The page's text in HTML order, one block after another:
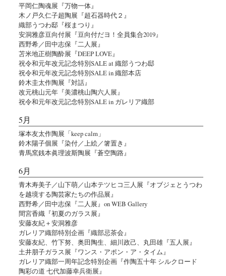
平岡仁陶魂展『万物一体』
木ノ戸久仁子超陶展『超石器時代２』
織部うつわ邸『桜まつり』
安洞雅彦豆向付展『豆向付だヨ！全員集合2019』
西野希／田中志保『二人展』
苫米地正樹陶酔展『DEEP LOVE』
祝令和元年改元記念特別SALE at 織部うつわ邸
祝令和元年改元記念特別SALE in 織部本店
鈴木圭太作陶展『対話』
改元桃山元年『美濃桃山陶六人展』
祝令和元年改元記念特別SALE in ガレリア織部
5月
塚本友太作陶展「keep calm」
鈴木陽子個展『染付／上絵／箸置き』
青馬窯銭本眞理波斯陶展『蒼空陶路』
6月
青木寿美子／山下萌／山本テツヒコ三人展『オブジェとうつわ
を越境する陶芸家たちの作品展』
西野希／田中志保『二人展』on WEB Gallery
間宮香織『初夏のガラス展』
安藤友紀＋安洞雅彦
ガレリア織部特別企画『織部忌茶会』
安藤友紀、竹下努、奥田陶生、細川政己、丸田雄『五人展』
土井朋子ガラス展『ワンス・アポン・ア・タイム』
ガレリア織部一周年記念特別企画『作陶五十年 シルクロード
陶彩の道 七代加藤幸兵衛展』